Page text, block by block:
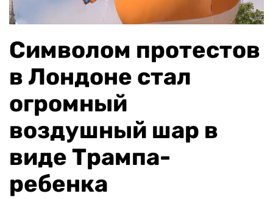
Символом протестов
в Лондоне стал
огромный
воздушный шар в
виде Трампа-
ребенка